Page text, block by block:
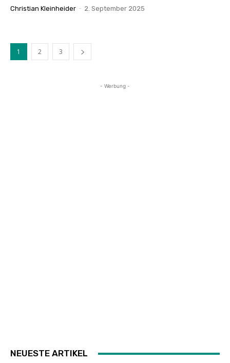
Christian Kleinheider - 2. September 2025
1 2 3
- Werbung -
NEUESTE ARTIKEL